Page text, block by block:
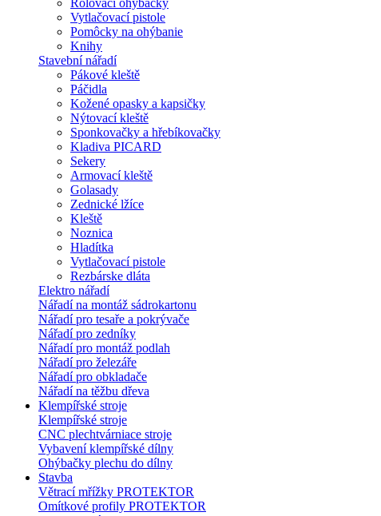
Vytlačovací pistole
Pomôcky na ohýbanie
Knihy
Stavební nářadí
Pákové kleště
Páčidla
Kožené opasky a kapsičky
Nýtovací kleště
Sponkovačky a hřebíkovačky
Kladiva PICARD
Sekery
Armovací kleště
Golasady
Zednické lžíce
Kleště
Noznica
Hladítka
Vytlačovací pistole
Rezbárske dláta
Elektro nářadí
Nářadí na montáž sádrokartonu
Nářadí pro tesaře a pokrývače
Nářadí pro zedníky
Nářadí pro montáž podlah
Nářadí pro železáře
Nářadí pro obkladače
Nářadí na těžbu dřeva
Klempířské stroje
Klempířské stroje
CNC plechtvárniace stroje
Vybavení klempířské dílny
Ohýbačky plechu do dílny
Stavba
Větrací mřížky PROTEKTOR
Omítkové profily PROTEKTOR